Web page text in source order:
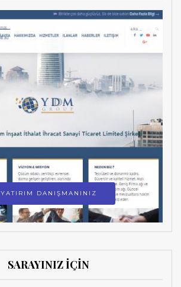
YATIRIM DANIŞMANINIZ
SARAYINIZ İÇİN